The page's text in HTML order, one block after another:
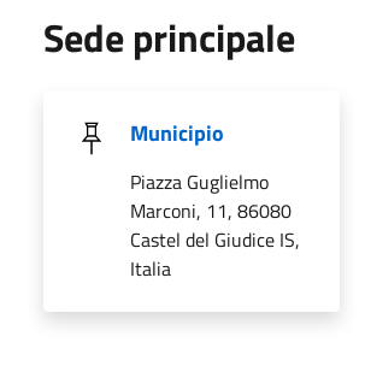
Sede principale
Municipio
Piazza Guglielmo
Marconi, 11, 86080
Castel del Giudice IS,
Italia